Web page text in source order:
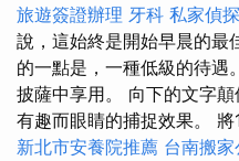
旅遊簽證辦理 牙科 私家偵
說，這始終是開始早晨的最
的一點是，一種低級的待遇
披薩中享用。 向下的文字
有趣而眼睛的捕捉效果。 將
新北市安養院推薦 台南搬家